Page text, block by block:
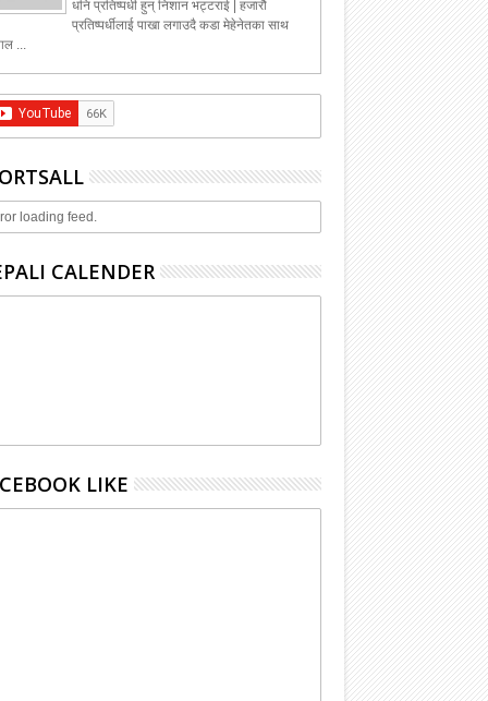
धनि प्रतिष्पर्धी हुन् निशान भट्टराई | हजारौ
प्रतिष्पर्धीलाई पाखा लगाउदै कडा मेहेनेतका साथ
...
loading feed.
CALENDER
LIKE